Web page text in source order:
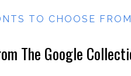
TO CHOOSE FROM
The Google